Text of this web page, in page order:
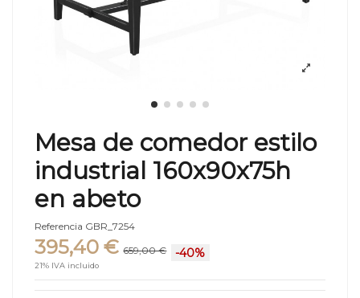
Mesa de comedor estilo
industrial 160x90x75h
en abeto
Referencia GBR_7254
395,40 € 659,00 € -40%
21% IVA incluido